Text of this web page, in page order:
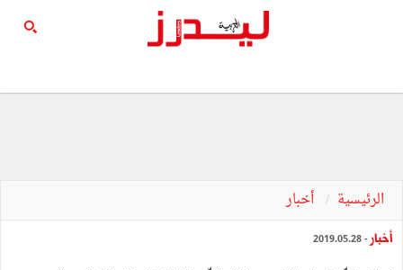
الرئيسية أخبار
أخبار - 2019.05.28